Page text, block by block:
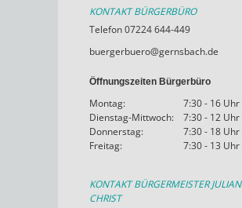
KONTAKT BÜRGERBÜRO
Telefon 07224 644-449
buergerbuero@gernsbach.de
Öffnungszeiten Bürgerbüro
Montag:
7:30 - 16 Uhr
Dienstag-Mittwoch:
7:30 - 12 Uhr
Donnerstag:
7:30 - 18 Uhr
Freitag:
7:30 - 13 Uhr
KONTAKT BÜRGERMEISTER JULIAN
CHRIST